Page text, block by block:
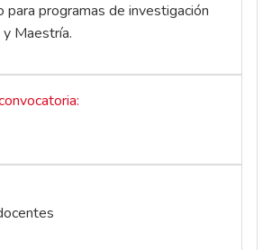
para programas de investigación
Maestría.